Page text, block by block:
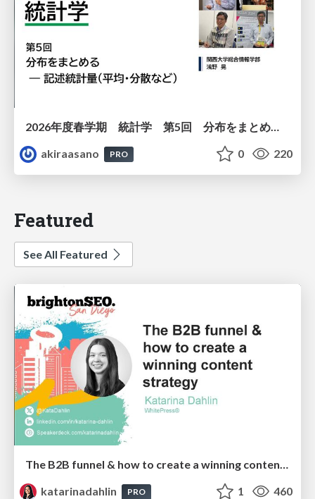
2026年度春学期 統計学 第5回 分布をまとめるー記述統計量（平均・分散など） (2026. 5. 7)
akiraasano
PRO 0 220
Featured
See All Featured
The B2B funnel & how to create a winning content strategy
katarinadahlin
PRO 1 460